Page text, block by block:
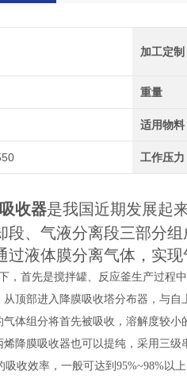
加工定制
重量
适用物料
工作压力
收器是我国近期发展起
段、气液分离段三部分
过液体膜分离气体，实现
，首先是搅拌罐、反应釜生产过程
顶部进入降膜吸收塔分布器，与
体组分将首先被吸收，溶解度较
降膜吸收器也可以提纯，采用三
收效率，一般可达到95%~98%以上